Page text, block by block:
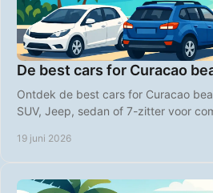
De best cars for Curacao
Ontdek de best cars for Curacao
SUV, Jeep, sedan of 7-zitter voor
19 juni 2026